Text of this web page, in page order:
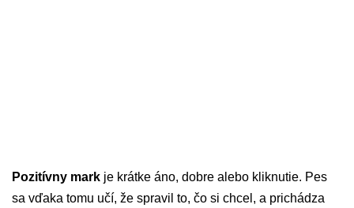
Pozitívny mark je krátke áno, dobre alebo kliknutie. Pes
sa vďaka tomu učí, že spravil to, čo si chcel, a prichádza